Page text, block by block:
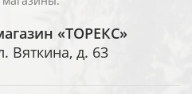
«ТОРЕКС»
Вяткина, д. 63